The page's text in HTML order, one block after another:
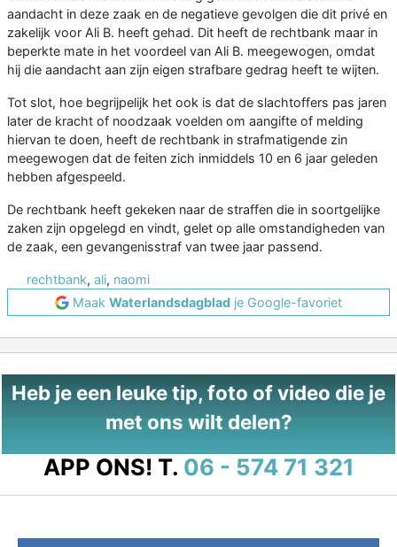
aandacht in deze zaak en de negatieve gevolgen die dit privé en
zakelijk voor Ali B. heeft gehad. Dit heeft de rechtbank maar in
beperkte mate in het voordeel van Ali B. meegewogen, omdat
hij die aandacht aan zijn eigen strafbare gedrag heeft te wijten.
Tot slot, hoe begrijpelijk het ook is dat de slachtoffers pas jaren
later de kracht of noodzaak voelden om aangifte of melding
hiervan te doen, heeft de rechtbank in strafmatigende zin
meegewogen dat de feiten zich inmiddels 10 en 6 jaar geleden
hebben afgespeeld.
De rechtbank heeft gekeken naar de straffen die in soortgelijke
zaken zijn opgelegd en vindt, gelet op alle omstandigheden van
de zaak, een gevangenisstraf van twee jaar passend.
rechtbank, ali, naomi
Maak Waterlandsdagblad je Google-favoriet
Heb je een leuke tip, foto of video die je
met ons wilt delen?
APP ONS! T. 06 - 574 71 321